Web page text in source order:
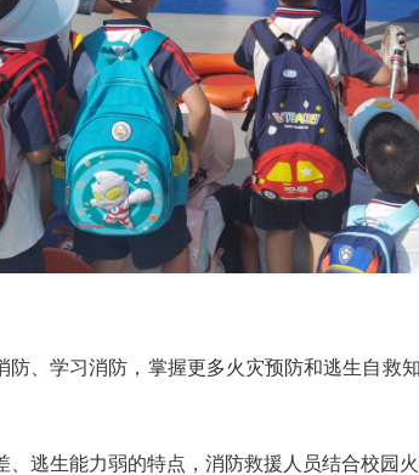
学习消防，掌握更多火灾预防和逃生自救
生能力弱的特点，消防救援人员结合校园